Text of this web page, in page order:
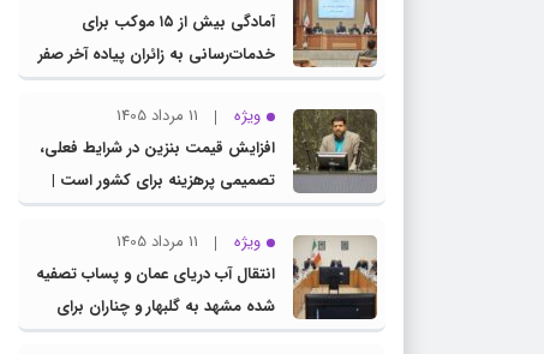
پرورش خراسان رضویآمادگی بیش از ۱۵ موکب برای
خدمات‌رسانی به زائران پیاده آخر صفر
در شهرستان چناران
ویژه
11 مرداد 1405
افزایش قیمت بنزین در شرایط فعلی،
تصمیمی پرهزینه برای کشور است |
دولت، قاچاق سوخت و عوامل اصلی
ناترازی را محدود کند، نه سفره مردم
ویژه
11 مرداد 1405
انتقال آب دریای عمان و پساب تصفیه
شده مشهد به گلبهار و چناران برای
مصارف صنعتی و کشاورزی | لزوم